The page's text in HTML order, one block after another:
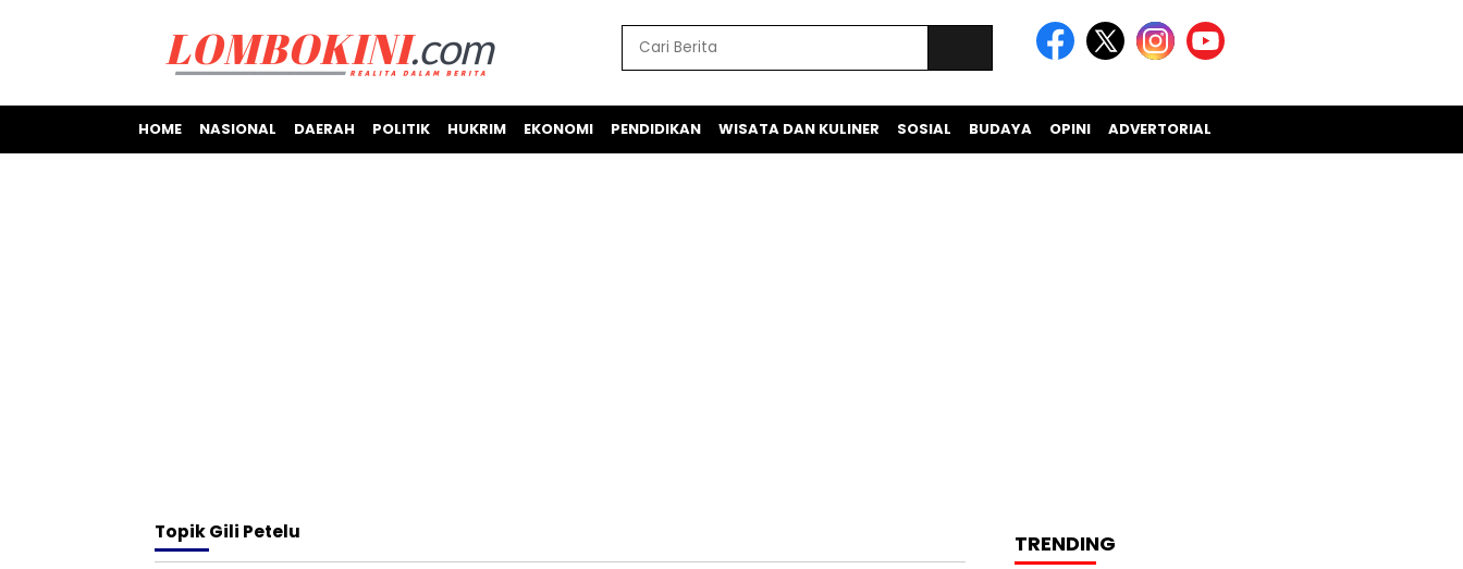
HOME NASIONAL DAERAH POLITIK HUKRIM EKONOMI PENDIDIKAN WISATA DAN KULINER SOSIAL BUDAYA OPINI ADVERTORIAL
TopikGili Petelu TRENDING